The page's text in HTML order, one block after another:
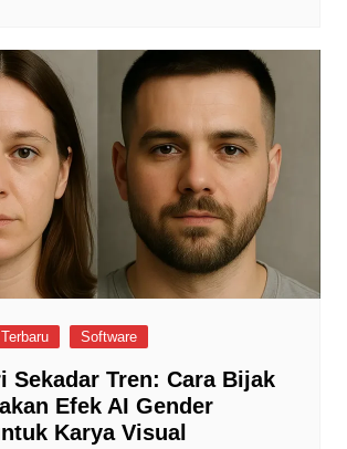
Software
Sekadar Tren: Cara Bijak
Efek AI Gender
Karya Visual